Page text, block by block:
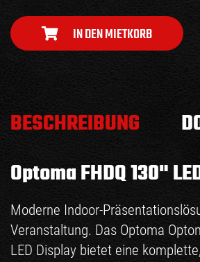
IN DEN MIETKORB
BESCHREIBUNG
Optoma FHDQ 130"
Moderne Indoor-
Veranstaltung. Das Optoma
LED Display bietet eine komplette,